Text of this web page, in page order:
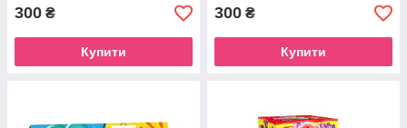
300 ₴
Купити
300 ₴
Купити